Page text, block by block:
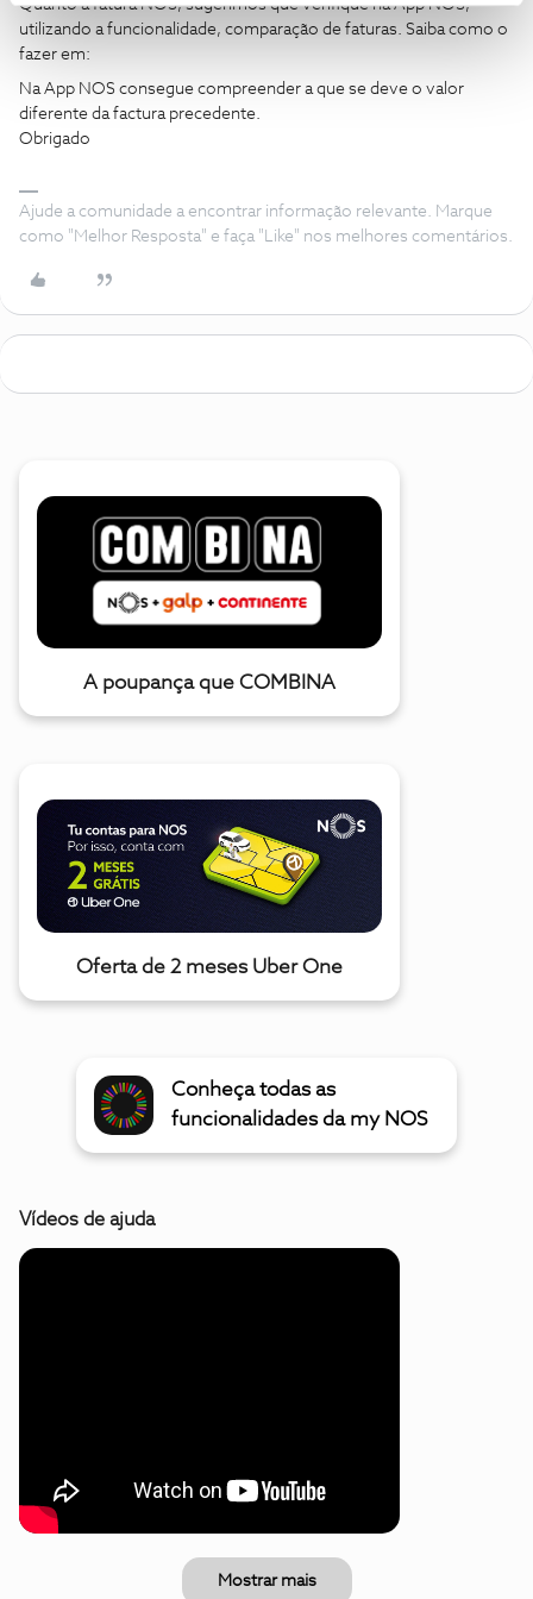
Quanto à fatura NOS, sugerimos que verifique na App NOS,
utilizando a funcionalidade, comparação de faturas. Saiba como o
fazer em:
Na App NOS consegue compreender a que se deve o valor
diferente da factura precedente.
Obrigado
Ajude a comunidade a encontrar informação relevante. Marque
como "Melhor Resposta" e faça "Like" nos melhores comentários.
A poupança que COMBINA
Oferta de 2 meses Uber One
Conheça todas as
funcionalidades da my NOS
Vídeos de ajuda
Mostrar mais